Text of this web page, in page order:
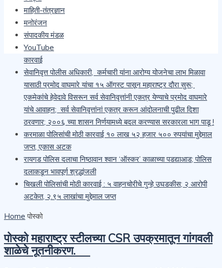
माहिती-तंत्रज्ञान
मनोरंजन
संपादकीय मंडळ
YouTube
साजरी
कारगिल भवना वरती चिखल फेक करून तोडफोड करणाऱ्या दोषींवरती
देशद्रोहाचा गुन्हा दाखल करा- मेजर किरण ढेरे
खैराच्या सोलीव लाकडाची अवैध वाहतूक करणाऱ्या चौघांवर वनविभागाची
कारवाई
सेवानिवृत्त पोलीस अधिकारी, कर्मचारी यांना आरोग्य योजनेचा लाभ मिळावा
यासाठी प्रमोद वाघमारे यांचा १५ ऑगस्ट पासून महाराष्ट्र दौरा सुरू;
एकमेकांचे हेवेदावे विसरून सर्व सेवानिवृत्तांनी एकत्र येण्याचे प्रमोद वाघमारे
यांचे आवाहन; सर्व सेवानिवृत्तांनां एकत्र करून आंदोलनाची पुढील दिशा
ठरवणार; २००६ च्या शासन निर्णयामध्ये बदल करण्यास सरकारला भाग पाडू !
करमाळा पोलिसांची मोठी कारवाई १० लाख ५२ हजार ५०० रुपयांचा मुद्देमाल
जप्त, एकास अटक
रायगड पोलिस दलाचा निष्ठावान श्वान ‘ऑस्कर’ काळाच्या पडद्याआड; पोलिस
दलाकडून भावपूर्ण श्रद्धांजली
चिखली पोलिसांची मोठी कारवाई : ५ वाहनचोरीचे गुन्हे उघडकीस; २ आरोपी
अटकेत, २.९५ लाखांचा मुद्देमाल जप्त
Home पोस्को
पोस्को महाराष्ट्र स्टीलच्या CSR उपक्रमातून गांगवली
शाळेचे नूतनीकरण.